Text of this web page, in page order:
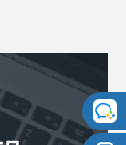
车钥匙